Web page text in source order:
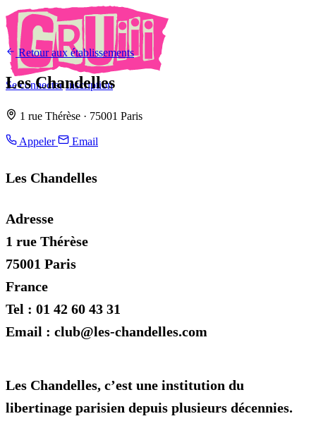
Se connecter Inscription
Retour aux établissements
Les Chandelles
1 rue Thérèse · 75001 Paris
Appeler Email
Les Chandelles
Adresse
1 rue Thérèse
75001 Paris
France
Tel : 01 42 60 43 31
Email : club@les-chandelles.com
Les Chandelles, c’est une institution du
libertinage parisien depuis plusieurs décennies.